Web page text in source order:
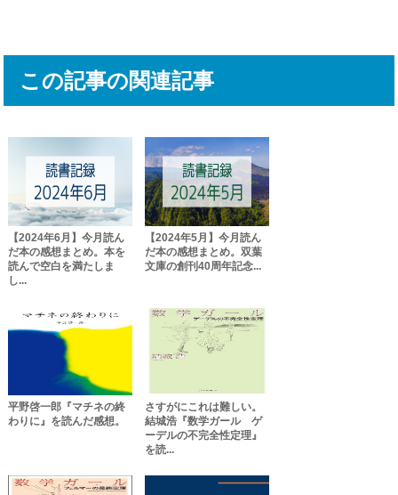
この記事の関連記事
【2024年6月】今月読ん
だ本の感想まとめ。本を
読んで空白を満たしま
し...
【2024年5月】今月読ん
だ本の感想まとめ。双葉
文庫の創刊40周年記念...
平野啓一郎『マチネの終
わりに』を読んだ感想。
さすがにこれは難しい。
結城浩『数学ガール ゲ
ーデルの不完全性定理』
を読...